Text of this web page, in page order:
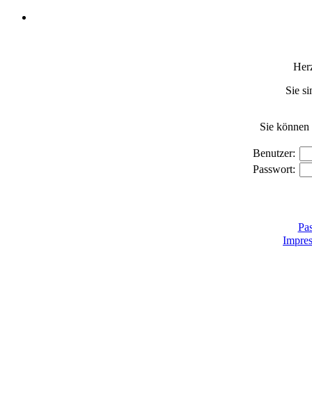
Sie
Sie
Benutzer:
Passwort: